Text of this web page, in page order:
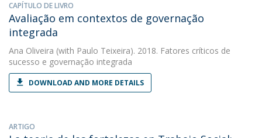
CAPÍTULO DE LIVRO
Avaliação em contextos de governação
integrada
Ana Oliveira (with Paulo Teixeira). 2018. Fatores críticos de
sucesso e governação integrada
DOWNLOAD AND MORE DETAILS
ARTIGO